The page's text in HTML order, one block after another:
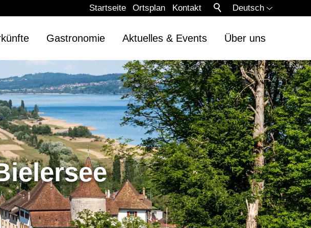
Deutsch
Startseite Ortsplan Kontakt
Gastronomie Aktuelles & Events Über uns